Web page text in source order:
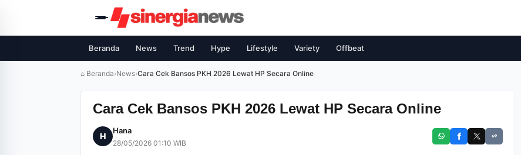
Beranda News Trend Hype Lifestyle Variety Offbeat
⌂ Beranda›News›Cara Cek Bansos PKH 2026 Lewat HP Secara Online
Cara Cek Bansos PKH 2026 Lewat HP Secara Online
H
Hana
28/05/2026 01:10 WIB